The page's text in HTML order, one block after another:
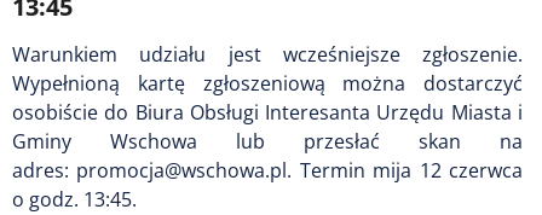
13:45
Warunkiem udziału jest wcześniejsze zgłoszenie.
Wypełnioną kartę zgłoszeniową można dostarczyć
osobiście do Biura Obsługi Interesanta Urzędu Miasta i
Gminy Wschowa lub przesłać skan na
adres: promocja@wschowa.pl. Termin mija 12 czerwca
o godz. 13:45.